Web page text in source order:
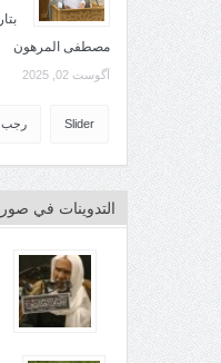
مصطفى المرهون
آگوست 02, 2025
Slider رجب
التدوينات في صور